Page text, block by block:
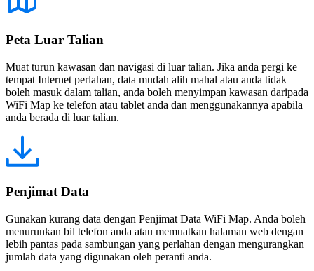
Peta Luar Talian
Muat turun kawasan dan navigasi di luar talian. Jika anda pergi ke
tempat Internet perlahan, data mudah alih mahal atau anda tidak
boleh masuk dalam talian, anda boleh menyimpan kawasan daripada
WiFi Map ke telefon atau tablet anda dan menggunakannya apabila
anda berada di luar talian.
Penjimat Data
Gunakan kurang data dengan Penjimat Data WiFi Map. Anda boleh
menurunkan bil telefon anda atau memuatkan halaman web dengan
lebih pantas pada sambungan yang perlahan dengan mengurangkan
jumlah data yang digunakan oleh peranti anda.